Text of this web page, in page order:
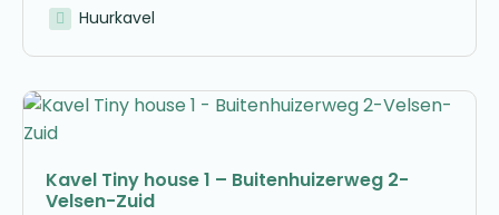
Huurkavel
Kavel Tiny house 1 – Buitenhuizerweg 2-
Velsen-Zuid